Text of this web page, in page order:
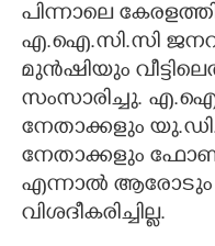
പിന്നാലെ
എ.ഐ.സി.സി ജനറൽ
മുൻഷിയും
സംസാരിച്ചു.
നേതാക്കളും
നേതാക്കളും
എന്നാൽ ആരോടും
വിശദീകരിച്ചില്ല.